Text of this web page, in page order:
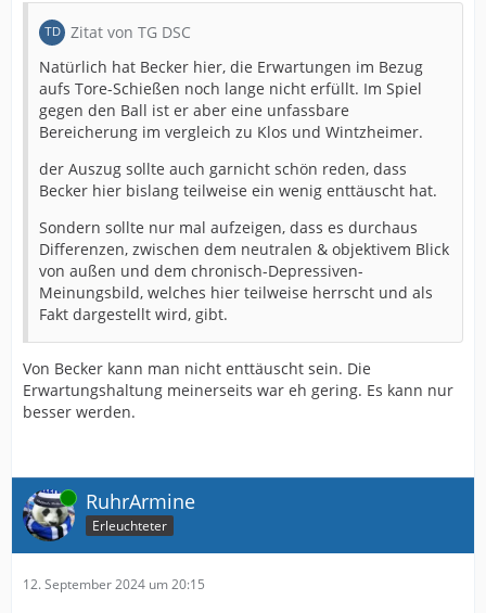
Zitat von TG DSC
Natürlich hat Becker hier, die Erwartungen im Bezug
aufs Tore-Schießen noch lange nicht erfüllt. Im Spiel
gegen den Ball ist er aber eine unfassbare
Bereicherung im vergleich zu Klos und Wintzheimer.
der Auszug sollte auch garnicht schön reden, dass
Becker hier bislang teilweise ein wenig enttäuscht hat.
Sondern sollte nur mal aufzeigen, dass es durchaus
Differenzen, zwischen dem neutralen & objektivem Blick
von außen und dem chronisch-Depressiven-
Meinungsbild, welches hier teilweise herrscht und als
Fakt dargestellt wird, gibt.
Von Becker kann man nicht enttäuscht sein. Die
Erwartungshaltung meinerseits war eh gering. Es kann nur
besser werden.
Online RuhrArmine
Erleuchteter
12. September 2024 um 20:15